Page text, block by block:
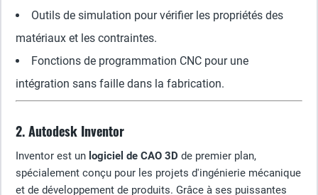
Outils de simulation pour vérifier les propriétés des
matériaux et les contraintes.
Fonctions de programmation CNC pour une
intégration sans faille dans la fabrication.
2. Autodesk Inventor
Inventor est un logiciel de CAO 3D de premier plan,
spécialement conçu pour les projets d'ingénierie mécanique
et de développement de produits. Grâce à ses puissantes